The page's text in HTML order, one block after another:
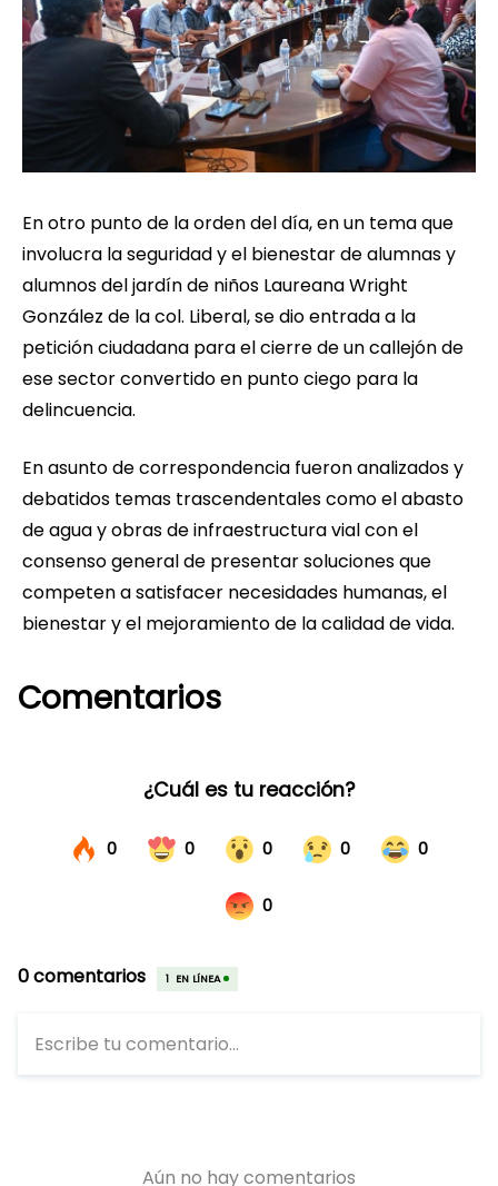
En otro punto de la orden del día, en un tema que
involucra la seguridad y el bienestar de alumnas y
alumnos del jardín de niños Laureana Wright
González de la col. Liberal, se dio entrada a la
petición ciudadana para el cierre de un callejón de
ese sector convertido en punto ciego para la
delincuencia.
En asunto de correspondencia fueron analizados y
debatidos temas trascendentales como el abasto
de agua y obras de infraestructura vial con el
consenso general de presentar soluciones que
competen a satisfacer necesidades humanas, el
bienestar y el mejoramiento de la calidad de vida.
Comentarios